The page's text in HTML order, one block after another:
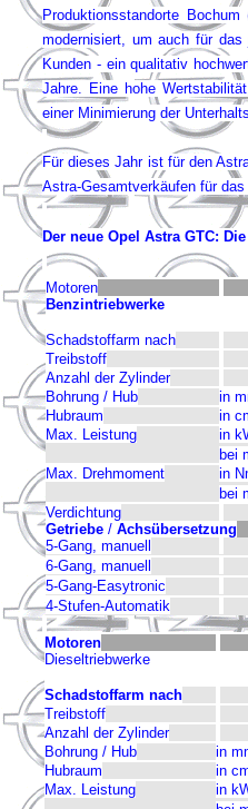
Produktionsstandorte
modernisiert, um auch für
Kunden - ein qualitativ
Jahre. Eine hohe
einer Minimierung der
Für dieses Jahr ist für den
Astra-Gesamtverkäufen für
Der neue Opel Astra GTC:
Motoren
Benzintriebwerke
Schadstoffarm nach
Treibstoff
Anzahl der Zylinder
Bohrung / Hub
in
Hubraum
in
Max. Leistung
in
bei
Max. Drehmoment
in
bei
Verdichtung
Getriebe/Achsübersetzung
5-Gang, manuell
6-Gang, manuell
5-Gang-Easytronic
4-Stufen-Automatik
Motoren
Dieseltriebwerke
Schadstoffarm nach
Treibstoff
Anzahl der Zylinder
Bohrung / Hub
in
Hubraum
in
Max. Leistung
in